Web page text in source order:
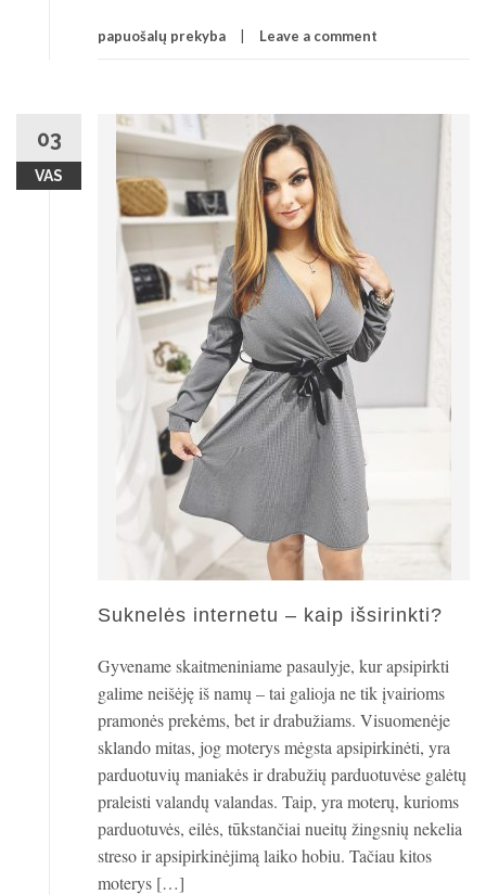
papuošalų prekyba Leave a comment
03
VAS
Suknelės internetu – kaip išsirinkti?
Gyvename skaitmeniniame pasaulyje, kur apsipirkti
galime neišėję iš namų – tai galioja ne tik įvairioms
pramonės prekėms, bet ir drabužiams. Visuomenėje
sklando mitas, jog moterys mėgsta apsipirkinėti, yra
parduotuvių maniakės ir drabužių parduotuvėse galėtų
praleisti valandų valandas. Taip, yra moterų, kurioms
parduotuvės, eilės, tūkstančiai nueitų žingsnių nekelia
streso ir apsipirkinėjimą laiko hobiu. Tačiau kitos
moterys […]